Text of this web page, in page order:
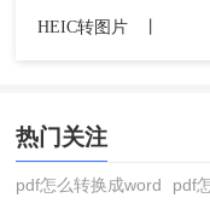
HEIC转图片
热门关注
pdf怎么转换成word pdf